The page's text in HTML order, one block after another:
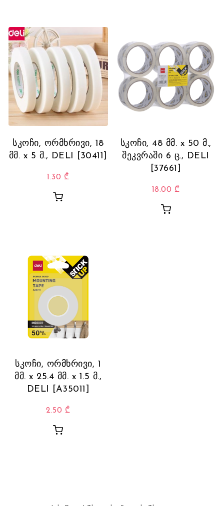
სკოჩი, ორმხრივი, 18
მმ. x 5 მ., DELI [30411]
1.30 ₾
სკოჩი, 48 მმ. x 50 მ.,
შეკვრაში 6 ც., DELI
[37661]
18.00 ₾
სკოჩი, ორმხრივი, 1
მმ. x 25.4 მმ. x 1.5 მ.,
DELI [A35011]
2.50 ₾